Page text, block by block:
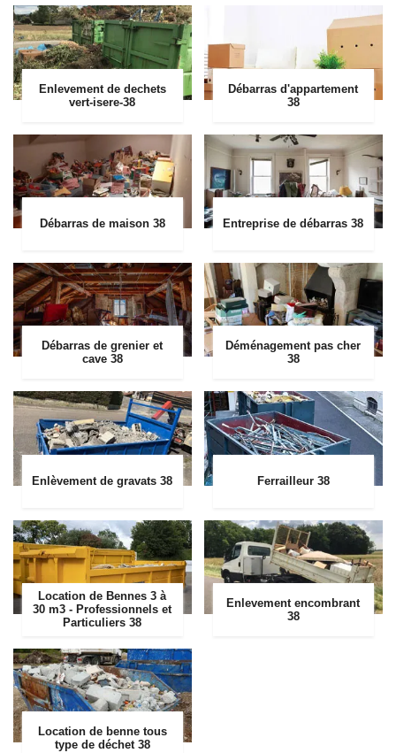
Enlevement de dechets
vert-isere-38
Débarras d'appartement
38
Débarras de maison 38 Entreprise de débarras 38
Débarras de grenier et
cave 38
Déménagement pas cher
38
Enlèvement de gravats 38 Ferrailleur 38
Location de Bennes 3 à
30 m3 - Professionnels et
Particuliers 38
Enlevement encombrant
38
Location de benne tous
type de déchet 38